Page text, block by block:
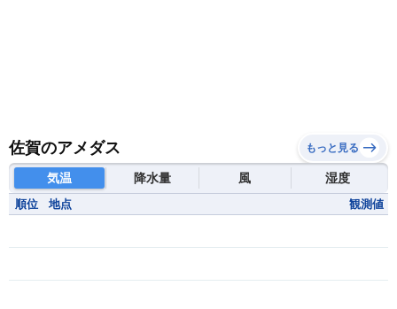
佐賀のアメダス もっと見る
気温 降水量 風 湿度
順位 地点 観測値